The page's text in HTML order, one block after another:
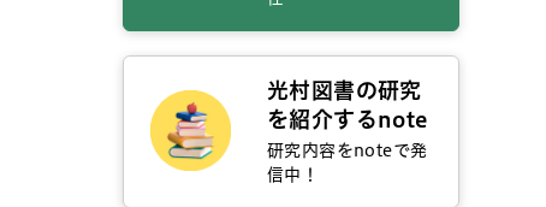
光村図書の研究
を紹介するnote
研究内容をnoteで発
信中！